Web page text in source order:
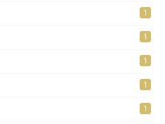
1
1
1
1
1